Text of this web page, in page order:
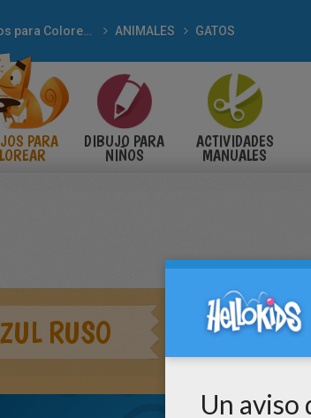
para Colorear ANIMALES GATOS
PARA DIBUJO PARA
NIÑOS
ACTIVIDADES
MANUALES
RUSO